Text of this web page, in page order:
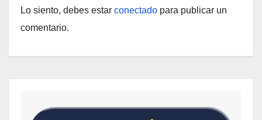
Lo siento, debes estar conectado para publicar un
comentario.